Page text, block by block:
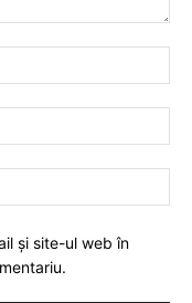
și site-ul web în